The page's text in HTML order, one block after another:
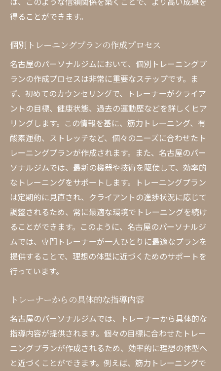
得ることができます。
個別トレーニングプランの作成プロセス
名古屋のパーソナルジムにおいて、個別トレーニングプ
ランの作成プロセスは非常に重要なステップです。ま
ず、初めてのカウンセリングで、トレーナーがクライア
ントの目標、健康状態、過去の運動歴などを詳しくヒア
リングします。この情報を基に、筋力トレーニング、有
酸素運動、ストレッチなど、個々のニーズに合わせたト
レーニングプランが作成されます。また、名古屋のパー
ソナルジムでは、最新の機器や技術を駆使して、効率的
なトレーニングをサポートします。トレーニングプラン
は定期的に見直され、クライアントの進捗状況に応じて
調整されるため、常に最適な環境でトレーニングを続け
ることができます。このように、名古屋のパーソナルジ
ムでは、専門トレーナーが一人ひとりに最適なプランを
提供することで、理想の体型に近づくためのサポートを
行っています。
トレーナーからの具体的な指導内容
名古屋のパーソナルジムでは、トレーナーから具体的な
指導内容が提供されます。個々の目標に合わせたトレー
ニングプランが作成されるため、効率的に理想の体型へ
と近づくことができます。例えば、筋力トレーニングで